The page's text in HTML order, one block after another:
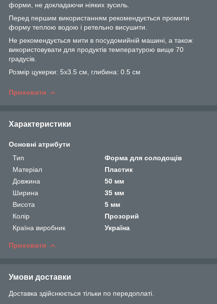
форми, не докладаючи ніяких зусиль.
Перед першим використанням рекомендується промити
форму теплою водою і ретельно висушити.
Не рекомендується мити в посудомийній машині, а також
використовувати для продуктів температурою вище 70
градусів.
Розмір цукерки: 5х3.5 см, глибина: 0.5 см
Приховати
Характеристики
Основні атрибути
Тип
Форма для солодощів
Матеріал
Пластик
Довжина
50 мм
Ширина
35 мм
Висота
5 мм
Колір
Прозорий
Країна виробник
Україна
Приховати
Умови доставки
Доставка здійснюється тільки по передоплаті.